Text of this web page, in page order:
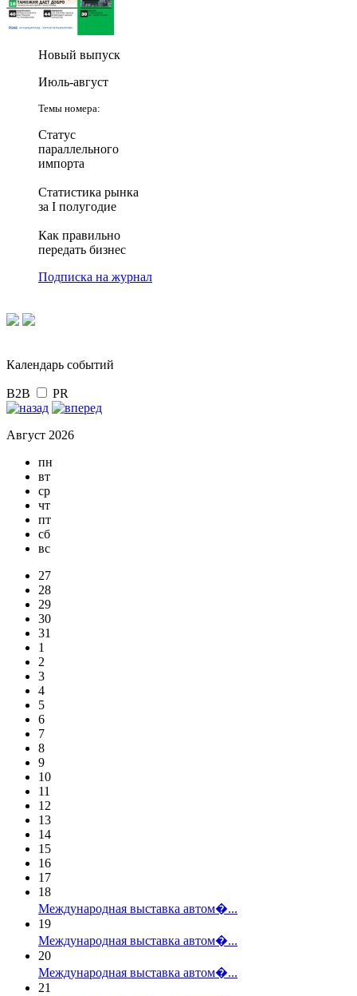
Новый выпуск
Июль-август
Темы номера:
Статус
параллельного
импорта
Статистика рынка
за I полугодие
Как правильно
передать бизнес
Подписка на журнал
Календарь событий
B2B PR
Август 2026
пн
вт
ср
чт
пт
сб
вс
27
28
29
30
31
1
2
3
4
5
6
7
8
9
10
11
12
13
14
15
16
17
18
Международная выставка автом�...
19
Международная выставка автом�...
20
Международная выставка автом�...
21